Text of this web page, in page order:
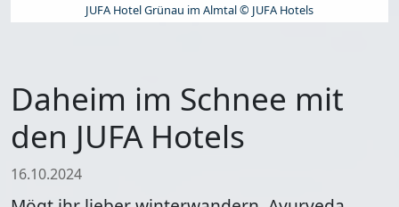
JUFA Hotel Grünau im Almtal © JUFA Hotels
Daheim im Schnee mit
den JUFA Hotels
16.10.2024